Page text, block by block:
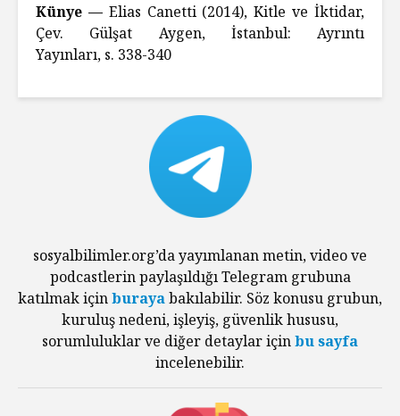
Künye —Elias Canetti (2014), Kitle ve İktidar,
Çev. Gülşat Aygen, İstanbul: Ayrıntı
Yayınları, s. 338-340
sosyalbilimler.org’da yayımlanan metin, video ve
podcastlerin paylaşıldığı Telegram grubuna
katılmak içinburayabakılabilir. Söz konusu grubun,
kuruluş nedeni, işleyiş, güvenlik hususu,
sorumluluklar ve diğer detaylar içinbu sayfa
incelenebilir.